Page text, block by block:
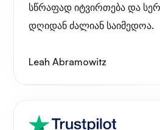
Playtube
სწრაფად იტვირთება და
დღიდან ძალიან საიმედოა.
Leah Abramowitz